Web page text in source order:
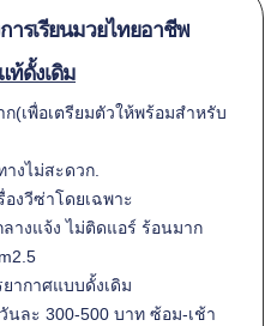
ารเรียนมวยไทยอาชีพ
ท้ดั้งเดิม
(เพื่อเตรียมตัวให้พร้อมสำหรับ
งไม่สะดวก.
งวีซ่าโดยเฉพาะ
างแจ้ง ไม่ติดแอร์ ร้อนมาก
ากาศแบบดั้งเดิม
นละ 300-500 บาท ซ้อม-เช้า